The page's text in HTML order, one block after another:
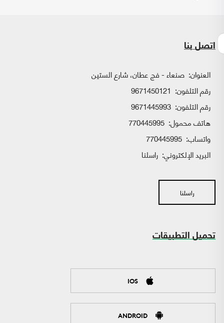
اتصل بنا
العنوان: صنعاء - فج عطان، شارع الستين
رقم التلفون: 9671450121
رقم التلفون: 9671445993
هاتف محمول: 770445995
واتساب:
البريد الإلكتروني: راسلنا
راسلنا
تحميل التطبيقات
IOS
ANDROID